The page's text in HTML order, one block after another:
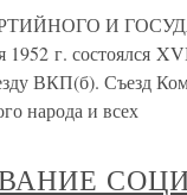
И
г. состоялся
ВКП(б). Съезд
народа и всех